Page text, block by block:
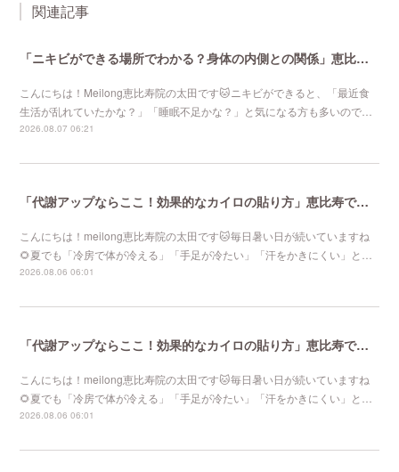
関連記事
「ニキビができる場所でわかる？身体の内側との関係」恵比寿で口コミNo 1美容鍼灸ならmeilong
こんにちは！Meilong恵比寿院の太田です🐱ニキビができると、「最近食
生活が乱れていたかな？」「睡眠不足かな？」と気になる方も多いので…
2026.08.07 06:21
「代謝アップならここ！効果的なカイロの貼り方」恵比寿で口コミNo 1美容鍼灸ならmeilong
こんにちは！meilong恵比寿院の太田です🐱毎日暑い日が続いていますね
🌻夏でも「冷房で体が冷える」「手足が冷たい」「汗をかきにくい」と…
2026.08.06 06:01
「代謝アップならここ！効果的なカイロの貼り方」恵比寿で口コミNo 1美容鍼灸ならmeilong
こんにちは！meilong恵比寿院の太田です🐱毎日暑い日が続いていますね
🌻夏でも「冷房で体が冷える」「手足が冷たい」「汗をかきにくい」と…
2026.08.06 06:01